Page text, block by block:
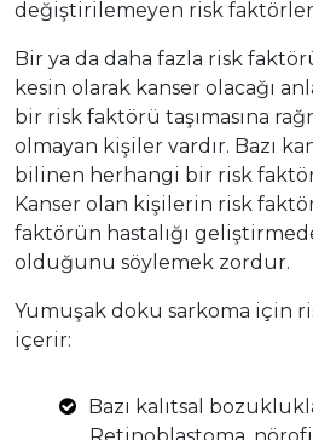
değiştirilemeyen risk
Bir ya da daha fazla risk
kesin olarak kanser olacağı
bir risk faktörü taşımasına
olmayan kişiler vardır. Bazı
bilinen herhangi bir risk
Kanser olan kişilerin risk
faktörün hastalığı
olduğunu söylemek zordur.
Yumuşak doku sarkoma için
içerir:
Bazı kalıtsal